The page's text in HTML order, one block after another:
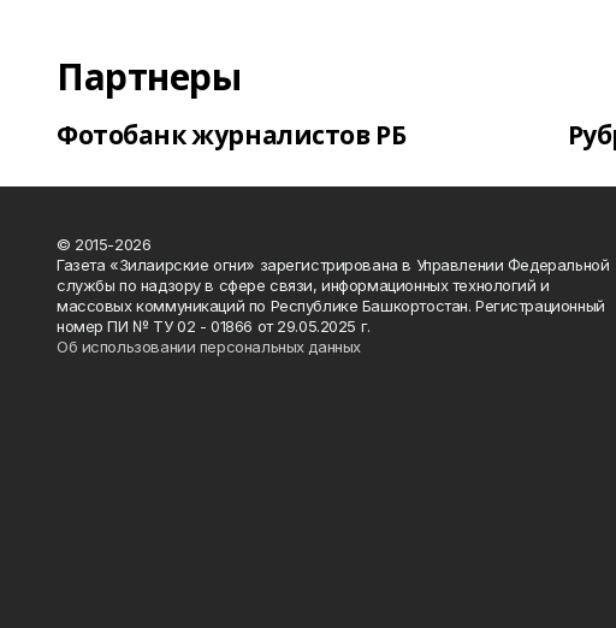
Партнеры
Фотобанк журналистов РБ
© 2015-2026
Газета «Зилаирские огни» зарегистрирована в Управлении Федеральной
службы по надзору в сфере связи, информационных технологий и
массовых коммуникаций по Республике Башкортостан. Регистрационный
номер ПИ № ТУ 02 - 01866 от 29.05.2025 г.
Об использовании персональных данных